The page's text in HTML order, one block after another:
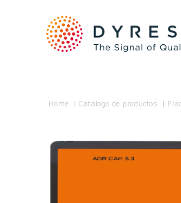
Home /Catálogo de productos